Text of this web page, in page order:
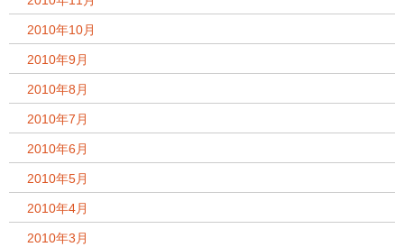
2010年10月
2010年9月
2010年8月
2010年7月
2010年6月
2010年5月
2010年4月
2010年3月